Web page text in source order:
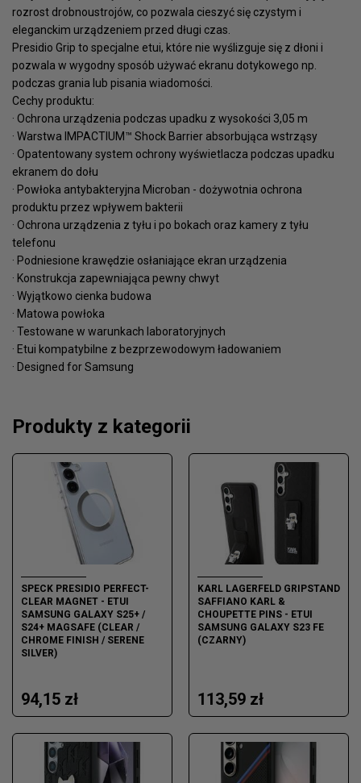
rozrost drobnoustrojów, co pozwala cieszyć się czystym i
eleganckim urządzeniem przed długi czas.
Presidio Grip to specjalne etui, które nie wyślizguje się z dłoni i
pozwala w wygodny sposób używać ekranu dotykowego np.
podczas grania lub pisania wiadomości.
Cechy produktu:
· Ochrona urządzenia podczas upadku z wysokości 3,05 m
· Warstwa IMPACTIUM™ Shock Barrier absorbująca wstrząsy
· Opatentowany system ochrony wyświetlacza podczas upadku
ekranem do dołu
· Powłoka antybakteryjna Microban - dożywotnia ochrona
produktu przez wpływem bakterii
· Ochrona urządzenia z tyłu i po bokach oraz kamery z tyłu
telefonu
· Podniesione krawędzie osłaniające ekran urządzenia
· Konstrukcja zapewniająca pewny chwyt
· Wyjątkowo cienka budowa
· Matowa powłoka
· Testowane w warunkach laboratoryjnych
· Etui kompatybilne z bezprzewodowym ładowaniem
· Designed for Samsung
Produkty z kategorii
SPECK PRESIDIO PERFECT-
CLEAR MAGNET - ETUI
SAMSUNG GALAXY S25+ /
S24+ MAGSAFE (CLEAR /
CHROME FINISH / SERENE
SILVER)
94,15 zł
KARL LAGERFELD GRIPSTAND
SAFFIANO KARL &
CHOUPETTE PINS - ETUI
SAMSUNG GALAXY S23 FE
(CZARNY)
113,59 zł